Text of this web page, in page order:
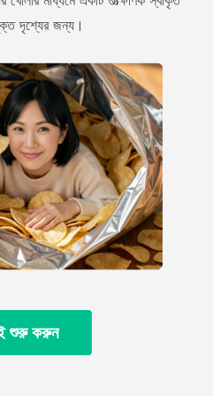
দৃশ্যের জন্য।
শুরু করুন